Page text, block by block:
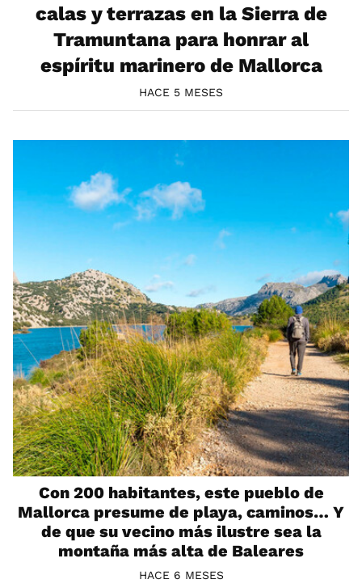
calas y terrazas en la Sierra de
Tramuntana para honrar al
espíritu marinero de Mallorca
HACE 5 MESES
Con 200 habitantes, este pueblo de
Mallorca presume de playa, caminos… Y
de que su vecino más ilustre sea la
montaña más alta de Baleares
HACE 6 MESES